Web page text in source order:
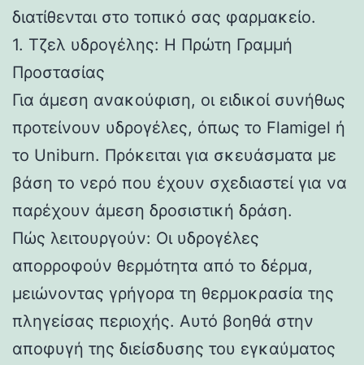
διατίθενται στο τοπικό σας φαρμακείο.
1. Τζελ υδρογέλης: Η Πρώτη Γραμμή
Προστασίας
Για άμεση ανακούφιση, οι ειδικοί συνήθως
προτείνουν υδρογέλες, όπως το Flamigel ή
το Uniburn. Πρόκειται για σκευάσματα με
βάση το νερό που έχουν σχεδιαστεί για να
παρέχουν άμεση δροσιστική δράση.
Πώς λειτουργούν: Οι υδρογέλες
απορροφούν θερμότητα από το δέρμα,
μειώνοντας γρήγορα τη θερμοκρασία της
πληγείσας περιοχής. Αυτό βοηθά στην
αποφυγή της διείσδυσης του εγκαύματος